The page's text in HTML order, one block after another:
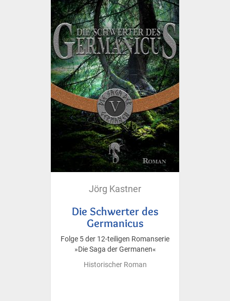
Jörg Kastner
Die Schwerter des
Germanicus
Folge 5 der 12-teiligen Romanserie
»Die Saga der Germanen«
Historischer Roman